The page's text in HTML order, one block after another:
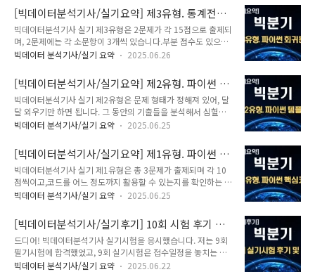
■ 1차 필기시험 후기필기는 턱걸이 합격했습니다. (합격기준
60점)저는 이기적 교재로 공부했고, 제 블로그에 요약 자료를 열
심히 정리하였으니 참고해주세요~*링크: 2025 이기적 빅데이
터분석기사 필기 기본서 | 나홍석 - 교보문고 개인적으로 추천하
는 방법은 기출문제를 많이 풀어보면서 공부하는 방법입니다!⭐
로 풀었는데...실제 문제는 기출문제와 비슷한 유형으로 출제됩
니다.자격증이란건 100..
[빅데이터분석기사/실기요약] 제3유형. 통계전공
자의 파이썬 회귀분석
빅데이터분석기사 실기 제3유형은 2문제가 각 15점으로 출제되
며, 2문제에는 각 소문항이 3개씩 있습니다.부분 점수도 있으니
알고 있는 부분까지 최선을 다해 풀어야 합니다. 제3유형은 통계
니라, 통계적 검정 방법에 대한 이해와 활용력을 요구하기에 비
전공자는 다소 까다로운 유형으로 보입니다. 그래도 자주 출제되
는 유형이 있어서 [회귀분석] 한 놈만 팬다!로 공부하면 15점은
맞출 수 있습니다! 아래는 유형별 분석 코드 예시이며, 주로 [3.
수치형 데이터 분석]에서 많이 출제되고 있습니
or 결정계수 값만 작성하면 되기에 어렵지 않으니,꼭! 실습문제
풀어서 공부해 가시길 ..
빅데이터 분석기사/실기 요약 2025.06.26
[빅데이터분석기사/실기요약] 제2유형. 파이썬 템
플릿 (암기용 요약 자료★)
빅데이터분석기사 실기 제2유형은 문제 형태가 정해져 있어, 달
달 외우기만 하면 됩니다. 그 동안의 기출들을 분석해서 심혈을
기울여서 만든 최적의 파이썬 템플릿을 공유합니다.아래 코드만
이해도 필요 없고 외우기만 하면 되니까 반복 연습해서 줄줄줄
작성할 수 있도록 암기하시길 바랍니다~ 먼저, 문제를 보고 [분
류] or [회귀] 문제인지 확인하는 과정이 필요합니다. (회귀 출제
빈도가 높음)- [분류] 문제는 예측대상이 범주형인 경우이며, 아
래 코드에서 ☆는 분류에만 해당하는 코드임- [회귀] 문제는 예
당하는 코드임 # 0. 데이터 불러오기train = pd.read_csv('tr..
빅데이터 분석기사/실기 요약 2025.06.25
[빅데이터분석기사/실기요약] 제1유형. 파이썬 핵
심코드
빅데이터분석기사 실기 제1유형은 총 3문제가 출제되며 각 10
점씩이고,코드를 어느 정도까지 활용할 수 있는지를 확인하는 유
형 같습니다. 그래서 예상하지 못한 다양한 문제가 나오고 있고,
가다로 풀 수 있어 안되면 몸으로 때우자~!ㅎㅎ(소수점 셋째짜리
까지 제출이라 못 풀면 오답입니다ㅠ) pandas, numpy를 활용
한 '데이터 전처리', '그룹별 통계', '조건 필터링 및 정렬', '날짜
처리' 등에 대한 문제가 자주 출제됩니다. 공부할 시간이 부족하
다면, 자주 출제되는 코드 위주로 공부해서 1~2문제만 맞추는
빅데이터 분석기사/실기 요약 2025.06.25
[빅데이터분석기사/실기후기] 10회 시험 후기 및
문제 복기
드디어! 빅데이터분석기사 실기시험을 응시했습니다. 저는 9회
필기시험에 합격했었고, 9회 실기시험은 접수일정을 놓치는 바
람에 신청하지 못했고,10회 실기시험은 10시에 땡 하고 바로 신
빅데이터 분석기사/실기 요약 2025.06.22